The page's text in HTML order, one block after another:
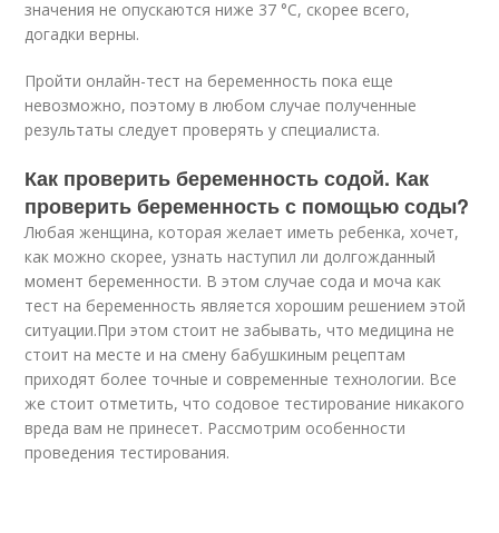
значения не опускаются ниже 37 °С, скорее всего,
догадки верны.
Пройти онлайн-тест на беременность пока еще
невозможно, поэтому в любом случае полученные
результаты следует проверять у специалиста.
Как проверить беременность содой. Как
проверить беременность с помощью соды?
Любая женщина, которая желает иметь ребенка, хочет,
как можно скорее, узнать наступил ли долгожданный
момент беременности. В этом случае сода и моча как
тест на беременность является хорошим решением этой
ситуации.При этом стоит не забывать, что медицина не
стоит на месте и на смену бабушкиным рецептам
приходят более точные и современные технологии. Все
же стоит отметить, что содовое тестирование никакого
вреда вам не принесет. Рассмотрим особенности
проведения тестирования.